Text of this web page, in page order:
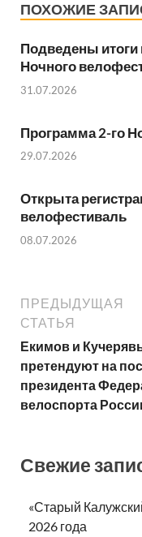
ПОХОЖИЕ
Подведены итоги
Ночного
31.07.2026
Программа 2-го
29.07.2026
Открыта
велофестиваль
08.07.2026
ПРЕДЫДУЩАЯ
СТАТЬЯ
Екимов и
претендуют на
президента
велоспорта
Свежие
«Старый
2026 года